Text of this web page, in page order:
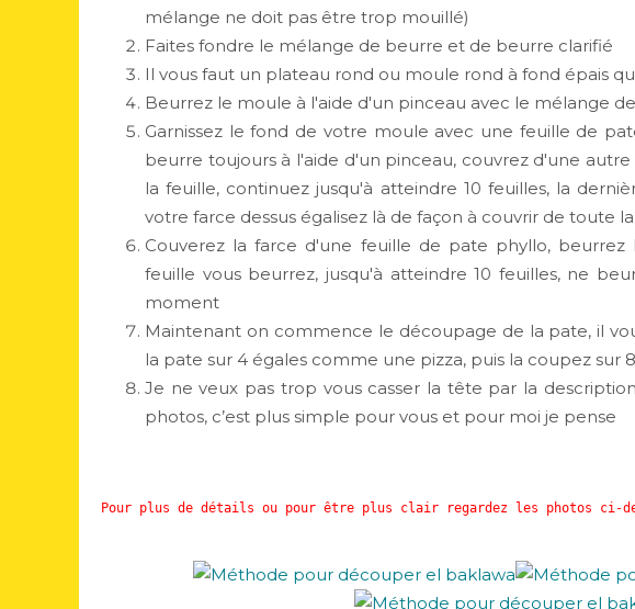
mélange ne doit pas être trop mouillé)
Faites fondre le mélange de beurre et de beurre clarifié
Il vous faut un plateau rond ou moule rond à fond épais
Beurrez le moule à l'aide d'un pinceau avec le mélange
Garnissez le fond de votre moule avec une feuille de
beurre toujours à l'aide d'un pinceau, couvrez d'une
la feuille, continuez jusqu'à atteindre 10 feuilles, la
votre farce dessus égalisez là de façon à couvrir de toute
Couverez la farce d'une feuille de pate phyllo,
feuille vous beurrez, jusqu'à atteindre 10 feuilles, ne
moment
Maintenant on commence le découpage de la pate, il
la pate sur 4 égales comme une pizza, puis la coupez sur
Je ne veux pas trop vous casser la tête par la
photos, c’est plus simple pour vous et pour moi je pense
Pour plus de détails ou pour être plus clair regardez les photos ci-